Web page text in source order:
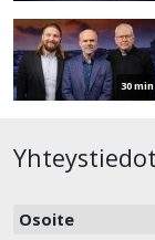
30 min
Yhteystiedot
Osoite